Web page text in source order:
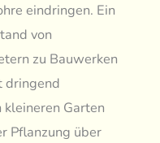
eindringen. Ein
von
zu Bauwerken
dringend
Garten
Pflanzung über